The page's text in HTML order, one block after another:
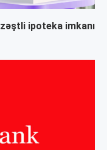
ipoteka imkanı